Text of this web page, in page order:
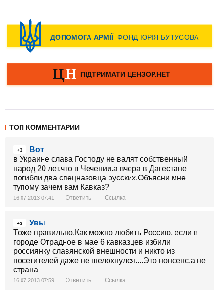
ТОП КОММЕНТАРИИ
+3
Вот
в Украине слава Господу не валят собственный
народ 20 лет,что в Чечении.а вчера в Дагестане
погибли два спецназовца русских.Объясни мне
тупому зачем вам Кавказ?
16.07.2013 07:41 Ответить Ссылка
+3
Увы
Тоже правильно.Как можно любить Россию, если в
городе Отрадное в мае 6 кавказцев избили
россиянку славянской внешности и никто из
посетителей даже не шелохнулся....Это нонсенс,а не
страна
16.07.2013 07:59 Ответить Ссылка